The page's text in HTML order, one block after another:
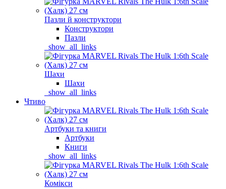
Пазли й конструктори
Конструктори
Пазли
_show_all_links
Шахи
Шахи
_show_all_links
Чтиво
Артбуки та книги
Артбуки
Книги
_show_all_links
Комікси